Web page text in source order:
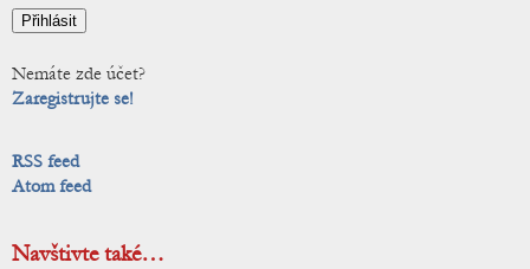
Nemáte zde účet?
Zaregistrujte se!
RSS feed
Atom feed
Navštivte také…